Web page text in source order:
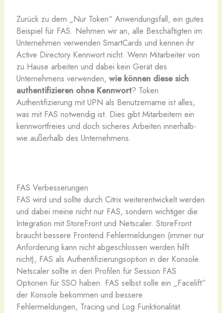
Zurück zu dem „Nur Token“ Anwendungsfall, ein gutes
Beispiel für FAS. Nehmen wir an, alle Beschäftigten im
Unternehmen verwenden SmartCards und kennen ihr
Active Directory Kennwort nicht. Wenn Mitarbeiter von
zu Hause arbeiten und dabei kein Gerät des
Unternehmens verwenden, wie können diese sich
authentifizieren ohne Kennwort? Token
Authentifizierung mit UPN als Benutzername ist alles,
was mit FAS notwendig ist. Dies gibt Mitarbeitern ein
kennwortfreies und doch sicheres Arbeiten innerhalb-
wie außerhalb des Unternehmens.
FAS Verbesserungen
FAS wird und sollte durch Citrix weiterentwickelt werden
und dabei meine nicht nur FAS, sondern wichtiger die
Integration mit StoreFront und Netscaler. StoreFront
braucht bessere Frontend Fehlermeldungen (immer nur
Anforderung kann nicht abgeschlossen werden hilft
nicht), FAS als Authentifizierungsoption in der Konsole.
Netscaler sollte in den Profilen für Session FAS
Optionen für SSO haben. FAS selbst solle ein „Facelift“
der Konsole bekommen und bessere
Fehlermeldungen, Tracing und Log Funktionalität.